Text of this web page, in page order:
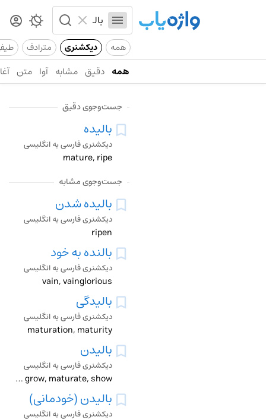
همه دیکشنری مترادف
همه دقیق مشابه آوا متن
جست‌وجوی دقیق
بالیده
دیکشنری فارسی به انگلیسی
mature, ripe
جست‌وجوی مشابه
بالیده شدن
دیکشنری فارسی به انگلیسی
ripen
بالنده به خود
دیکشنری فارسی به انگلیسی
vain, vainglorious
بالیدگی
دیکشنری فارسی به انگلیسی
maturation, maturity
بالیدن
دیکشنری فارسی به انگلیسی
brag, breed, develop, flaunt, grow, maturate, show
بالیدن (خودمانی)
دیکشنری فارسی به انگلیسی